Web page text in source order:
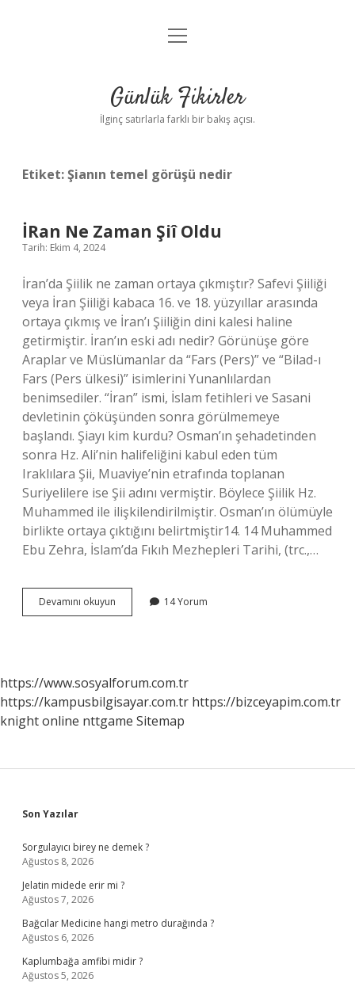
Anasayfa
Yasal Uyarı
menüyü
Günlük Fikirler
İlginç satırlarla farklı bir bakış açısı.
Etiket:Şianın temel görüşü nedir
İRan Ne Zaman Şiî Oldu
Tarih: Ekim 4, 2024
İran’da Şiilik ne zaman ortaya çıkmıştır? Safevi Şiiliği
veya İran Şiiliği kabaca 16. ve 18. yüzyıllar arasında
ortaya çıkmış ve İran’ı Şiiliğin dini kalesi haline
getirmiştir. İran’ın eski adı nedir? Görünüşe göre
Araplar ve Müslümanlar da “Fars (Pers)” ve “Bilad-ı
Fars (Pers ülkesi)” isimlerini Yunanlılardan
benimsediler. “İran” ismi, İslam fetihleri ​​ve Sasani
devletinin çöküşünden sonra görülmemeye
başlandı. Şiayı kim kurdu? Osman’ın şehadetinden
sonra Hz. Ali’nin halifeliğini kabul eden tüm
Iraklılara Şii, Muaviye’nin etrafında toplanan
Suriyelilere ise Şii adını vermiştir. Böylece Şiilik Hz.
Muhammed ile ilişkilendirilmiştir. Osman’ın ölümüyle
birlikte ortaya çıktığını belirtmiştir14. 14 Muhammed
Ebu Zehra, İslam’da Fıkıh Mezhepleri Tarihi, (trc.,…
Devamını okuyun
Ne
14 Yorum
https://www.sosyalforum.com.tr
https://kampusbilgisayar.com.tr https://bizceyapim.com.tr
knight online nttgame Sitemap
Sidebar
Son Yazılar
Sorgulayıcı birey ne demek ?
Ağustos 8, 2026
Jelatin midede erir mi ?
Ağustos 7, 2026
Bağcılar Medicine hangi metro durağında ?
Ağustos 6, 2026
Kaplumbağa amfibi midir ?
Ağustos 5, 2026